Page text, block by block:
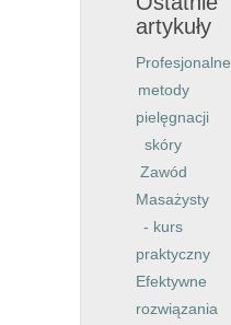
artykuły
Profesjonalne
metody
pielęgnacji
skóry
Zawód
Masażysty
- kurs
praktyczny
Efektywne
rozwiązania